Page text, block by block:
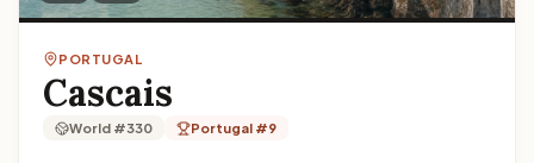
PORTUGAL
Cascais
World #330 Portugal #9